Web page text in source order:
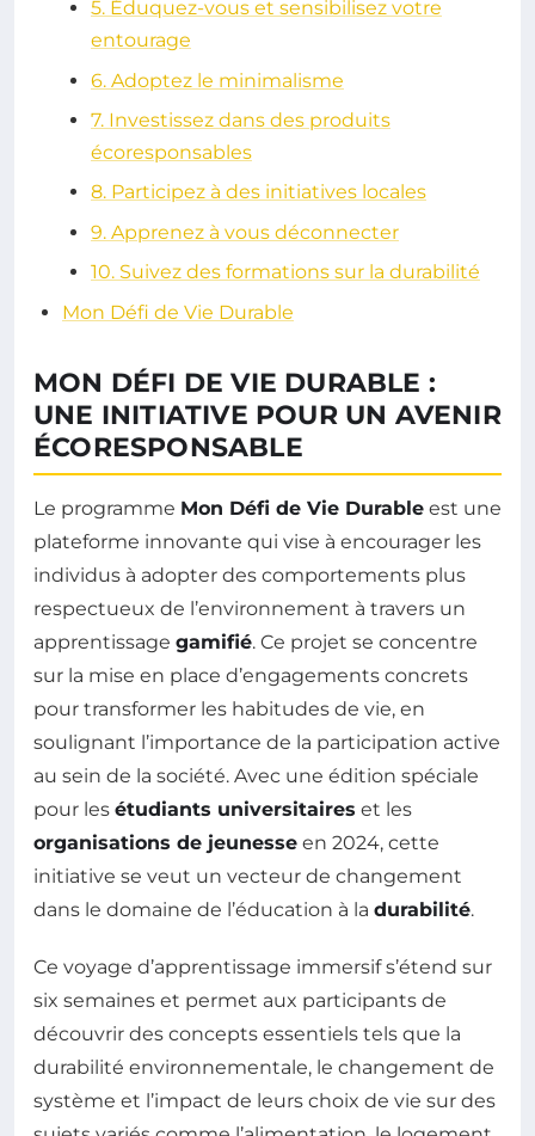
5. Éduquez-vous et sensibilisez votre
entourage
6. Adoptez le minimalisme
7. Investissez dans des produits
écoresponsables
8. Participez à des initiatives locales
9. Apprenez à vous déconnecter
10. Suivez des formations sur la durabilité
Mon Défi de Vie Durable
MON DÉFI DE VIE DURABLE :
UNE INITIATIVE POUR UN AVENIR
ÉCORESPONSABLE
Le programme Mon Défi de Vie Durable est une
plateforme innovante qui vise à encourager les
individus à adopter des comportements plus
respectueux de l’environnement à travers un
apprentissage gamifié. Ce projet se concentre
sur la mise en place d’engagements concrets
pour transformer les habitudes de vie, en
soulignant l’importance de la participation active
au sein de la société. Avec une édition spéciale
pour les étudiants universitaires et les
organisations de jeunesse en 2024, cette
initiative se veut un vecteur de changement
dans le domaine de l’éducation à la durabilité.
Ce voyage d’apprentissage immersif s’étend sur
six semaines et permet aux participants de
découvrir des concepts essentiels tels que la
durabilité environnementale, le changement de
système et l’impact de leurs choix de vie sur des